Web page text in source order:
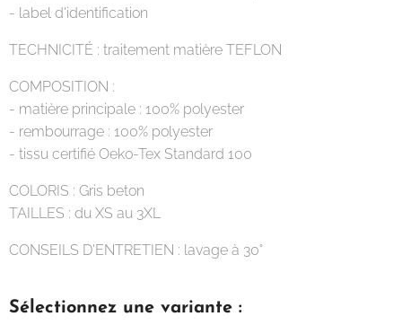
- label d'identification
TECHNICITÉ : traitement matière TEFLON
COMPOSITION :
- matière principale : 100% polyester
- rembourrage : 100% polyester
- tissu certifié Oeko-Tex Standard 100
COLORIS : Gris beton
TAILLES : du XS au 3XL
CONSEILS D'ENTRETIEN : lavage à 30°
Sélectionnez une variante :